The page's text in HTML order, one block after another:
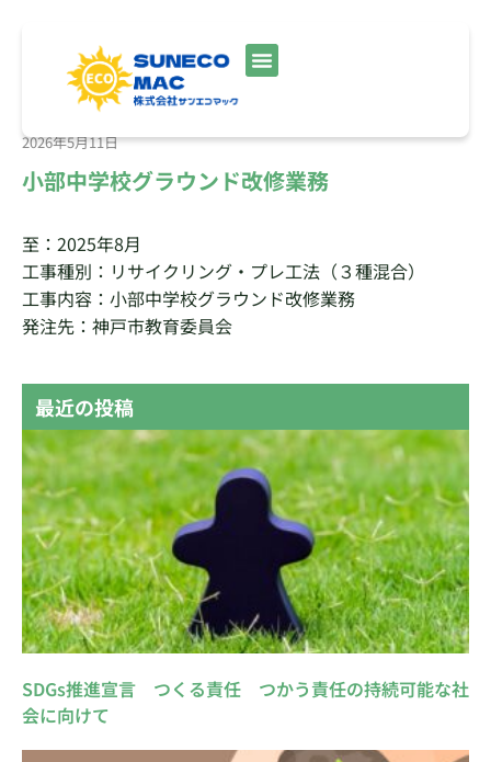
2026年5月11日
小部中学校グラウンド改修業務
至：2025年8月
工事種別：リサイクリング・プレ工法（３種混合）
工事内容：小部中学校グラウンド改修業務
発注先：神戸市教育委員会
最近の投稿
SDGs推進宣言 つくる責任 つかう責任の持続可能な社
会に向けて